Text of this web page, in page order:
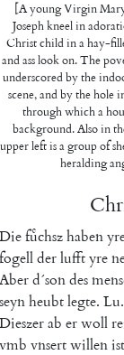
[A young Virgin
Joseph kneel in
Christ child in a hay-
and ass look on. The
underscored by the
scene, and by the hole
through which a
background. Also in
upper left is a group of
heralding
Diefuͤchszhaben
fogellderlufftyre
Aberd´sondes
seynheubtlegte. Lu.
Dieszerab erwoll
vmb vnsertwillenist